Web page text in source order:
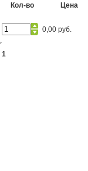
Кол-во Цена
0,00 руб.
1